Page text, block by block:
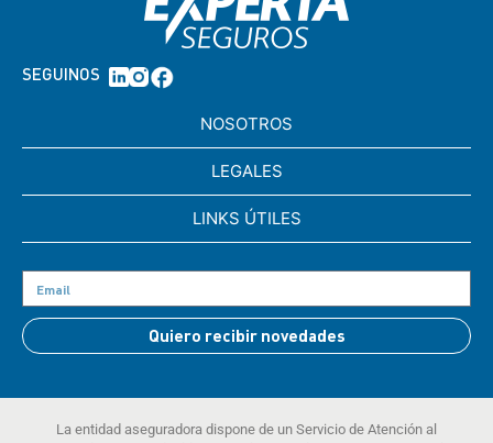
SEGUINOS
NOSOTROS
LEGALES
LINKS ÚTILES
Quiero recibir novedades
La entidad aseguradora dispone de un Servicio de Atención al